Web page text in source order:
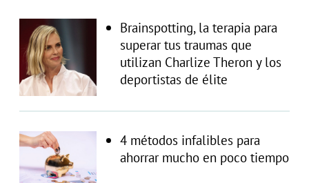
Brainspotting, la terapia para
superar tus traumas que
utilizan Charlize Theron y los
deportistas de élite
4 métodos infalibles para
ahorrar mucho en poco tiempo